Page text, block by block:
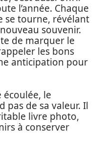
l’année. Chaque
se tourne, révélant
souvenir.
de marquer le
les bons
anticipation pour
écoulée, le
pas de sa valeur. Il
livre photo,
à conserver